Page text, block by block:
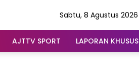
Sabtu, 8 Agustus 2026
AJTTV SPORT LAPORAN KHUSUS